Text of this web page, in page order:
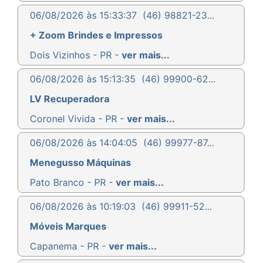
06/08/2026 às 15:33:37 (46) 98821-23...
+ Zoom Brindes e Impressos
Dois Vizinhos - PR - ver mais...
06/08/2026 às 15:13:35 (46) 99900-62...
LV Recuperadora
Coronel Vivida - PR - ver mais...
06/08/2026 às 14:04:05 (46) 99977-87...
Menegusso Máquinas
Pato Branco - PR - ver mais...
06/08/2026 às 10:19:03 (46) 99911-52...
Móveis Marques
Capanema - PR - ver mais...